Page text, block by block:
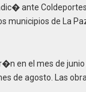
ante
municipios de La
en el mes de
de agosto. Las